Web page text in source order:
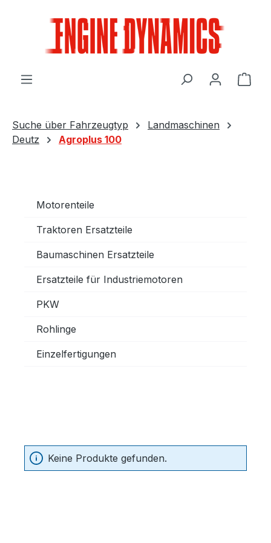
Suche über Fahrzeugtyp
Landmaschinen
Deutz
Agroplus 100
Motorenteile
Traktoren Ersatzteile
Baumaschinen Ersatzteile
Ersatzteile für Industriemotoren
PKW
Rohlinge
Einzelfertigungen
Keine Produkte gefunden.